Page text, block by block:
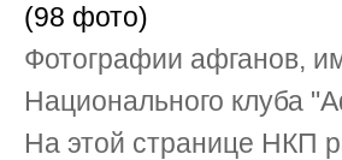
(98 фото)
Фотографии афганов,
Национального клуба
На этой странице НКП